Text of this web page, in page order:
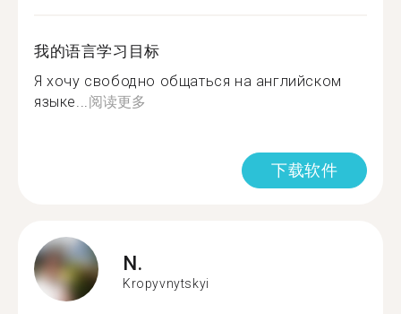
我的语言学习目标
Я хочу свободно общаться на английском
языке...阅读更多
下载软件
N.
Kropyvnytskyi